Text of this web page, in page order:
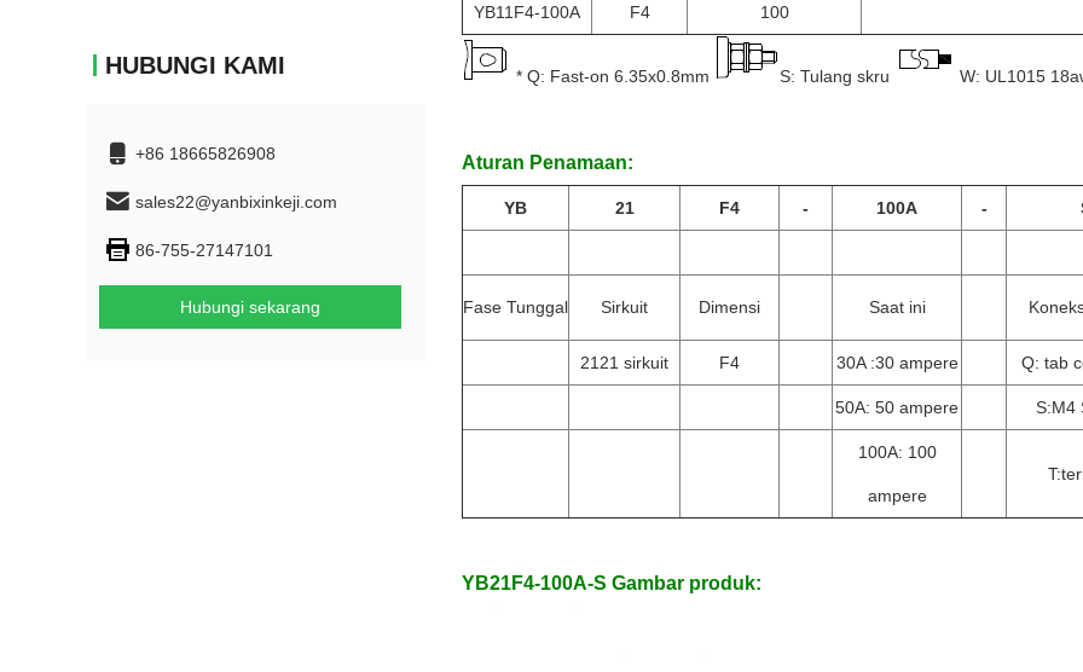
HUBUNGI KAMI
+86 18665826908
sales22@yanbixinkeji.com
86-755-27147101
Hubungi sekarang
YB11F4-100A
F4 100
* Q: Fast-on 6.35x0.8mm S: Tulang skru W: UL1015
Aturan Penamaan:
YB 21 F4 - 100A -
Fase Tunggal Sirkuit Dimensi Saat ini
2121 sirkuit F4 30A :30 ampere Q: tab
50A: 50 ampere S:M4
100A: 100
ampere
YB21F4-100A-S Gambar produk: